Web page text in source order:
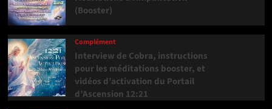
(Booster)
Complément
Interview de Cobra, instructions
pour les méditations booster, et
vidéos d’activation du Portail
d’Ascension 12:21